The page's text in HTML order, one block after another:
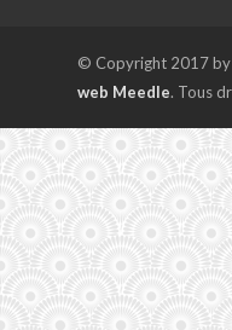
© Copyright 2017 by
web Meedle. Tous